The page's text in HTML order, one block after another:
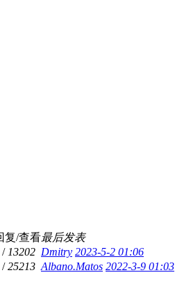
复/查看最后发表
/ 13202 Dmitry 2023-5-2 01:06
/25213 Albano.Matos 2022-3-9 01:03